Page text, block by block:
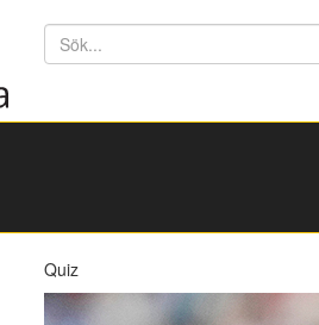
Söktext
Quiz